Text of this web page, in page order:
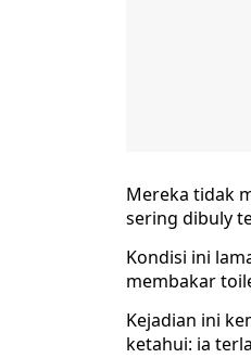
Mereka tidak
sering dibuly
Kondisi ini
membakar
Kejadian ini
ketahui: ia